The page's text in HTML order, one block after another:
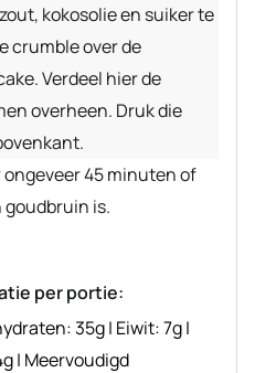
kokosolie en suiker te
crumble over de
Verdeel hier de
overheen. Druk die
ongeveer 45 minuten of
goudbruin is.
per portie:
35g| Eiwit:7g|
g| Meervoudigd